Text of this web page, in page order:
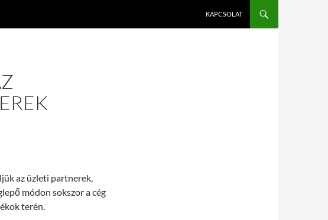
KAPCSOLAT
az üzleti partnerek,
módon sokszor a cég
terén.